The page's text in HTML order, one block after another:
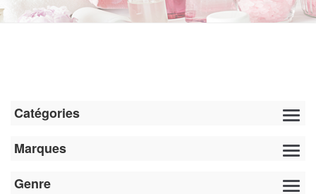
Catégories
Marques
Genre